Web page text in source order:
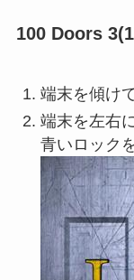
100 Doors
端末を傾け
端末を左右
青いロック